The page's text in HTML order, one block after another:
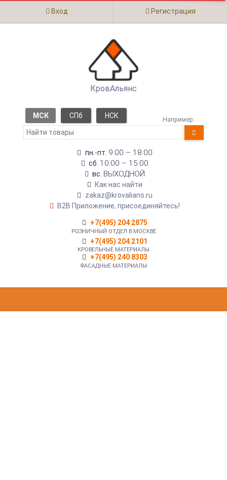
Вход Регистрация
КровАльянс
МСК СПб НСК Например:
пн.-пт. 9:00 – 18:00
сб. 10:00 – 15:00
вс. ВЫХОДНОЙ
Как нас найти
zakaz@krovalians.ru
B2B Приложение, присоединяйтесь!
+7(495) 204 2875
РОЗНИЧНЫЙ ОТДЕЛ В МОСКВЕ
+7(495) 204 2101
КРОВЕЛЬНЫЕ МАТЕРИАЛЫ
+7(495) 240 8303
ФАСАДНЫЕ МАТЕРИАЛЫ